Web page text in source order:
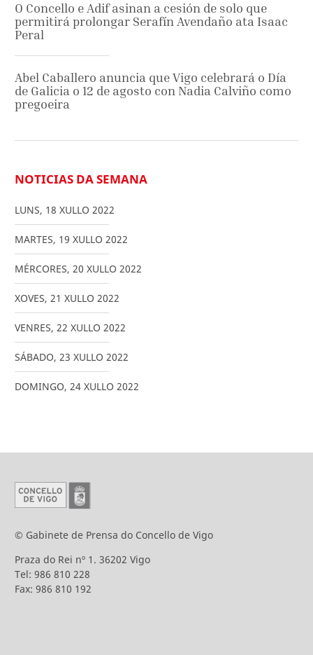
O Concello e Adif asinan a cesión de solo que
permitirá prolongar Serafín Avendaño ata Isaac
Peral
Abel Caballero anuncia que Vigo celebrará o Día
de Galicia o 12 de agosto con Nadia Calviño como
pregoeira
NOTICIAS DA SEMANA
LUNS, 18 XULLO 2022
MARTES, 19 XULLO 2022
MÉRCORES, 20 XULLO 2022
XOVES, 21 XULLO 2022
VENRES, 22 XULLO 2022
SÁBADO, 23 XULLO 2022
DOMINGO, 24 XULLO 2022
© Gabinete de Prensa do Concello de Vigo
Praza do Rei nº 1. 36202 Vigo
Tel: 986 810 228
Fax: 986 810 192